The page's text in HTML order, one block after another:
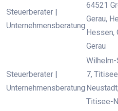
Steuerberater |
Unternehmensberatung
64521
Gerau,
Hessen,
Gerau
Steuerberater |
Unternehmensberatung
7,
Titisee-